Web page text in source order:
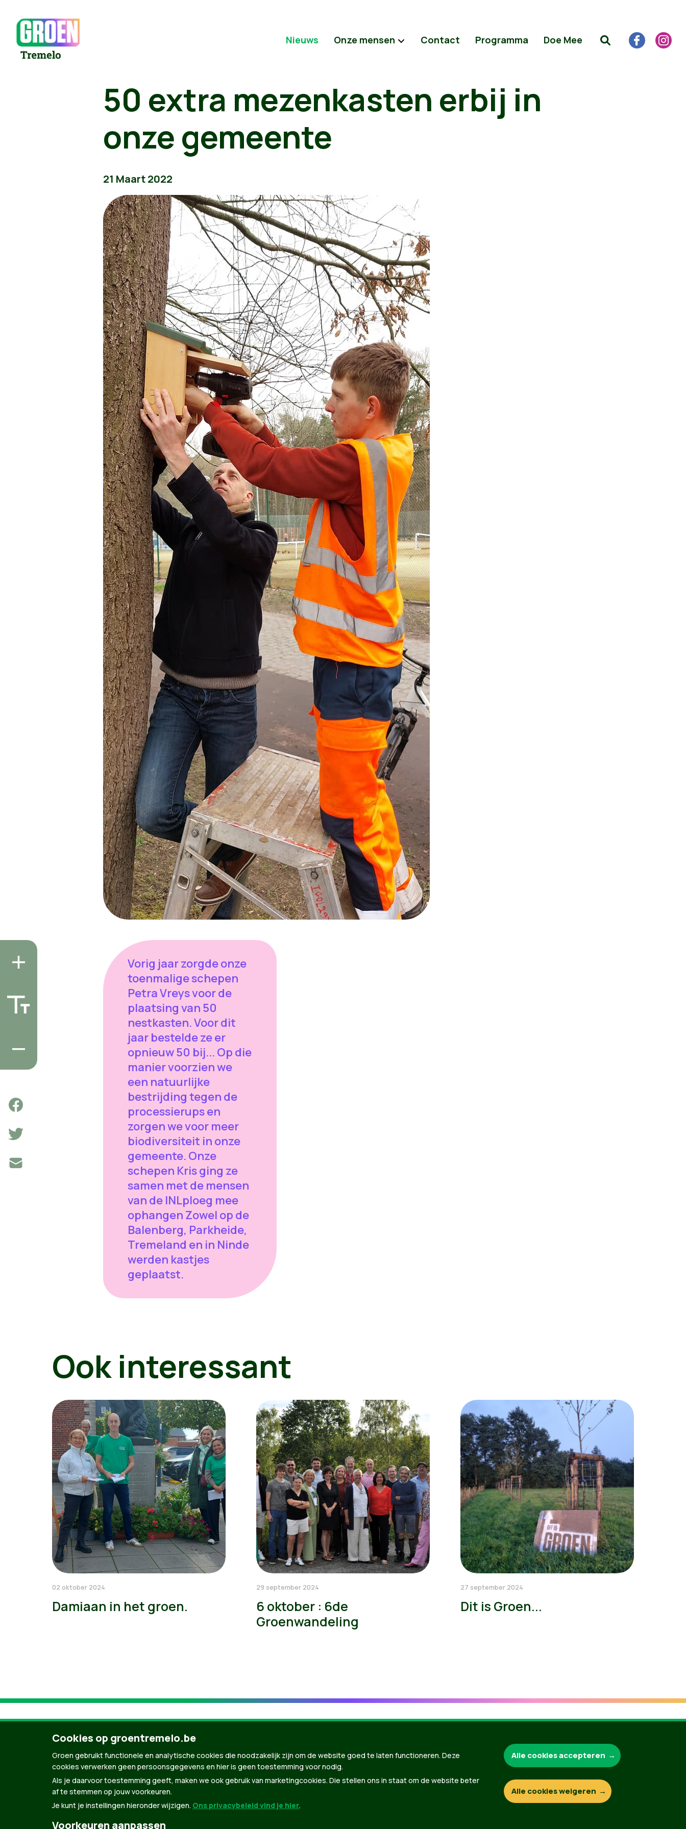
Nieuws Onze mensen Contact Programma Doe Mee
50 extra mezenkasten erbij in
onze gemeente
21 Maart 2022
Vorig jaar zorgde onze
toenmalige schepen
Petra Vreys voor de
plaatsing van 50
nestkasten. Voor dit
jaar bestelde ze er
opnieuw 50 bij... Op die
manier voorzien we
een natuurlijke
bestrijding tegen de
processierups en
zorgen we voor meer
biodiversiteit in onze
gemeente. Onze
schepen Kris ging ze
samen met de mensen
van de INLploeg mee
ophangen Zowel op de
Balenberg, Parkheide,
Tremeland en in Ninde
werden kastjes
geplaatst.
Ook interessant
02 oktober 2024
Damiaan in het groen.
29 september 2024
6 oktober : 6de
Groenwandeling
27 september 2024
Dit is Groen...
Groen.be
© Copyright Groen 2026 | Gemaakt metNationBuilder| Gebouwd door
Cookies op groentremelo.be
Groen gebruikt functionele en analytische cookies die noodzakelijk zijn om de website goed te laten functioneren. Deze
cookies verwerken geen persoonsgegevens en hier is geen toestemming voor nodig.
Als je daarvoor toestemming geeft, maken we ook gebruik van marketingcookies. Die stellen ons in staat om de website beter
af te stemmen op jouw voorkeuren.
Je kunt je instellingen hieronder wijzigen. Ons privacybeleid vind je hier.
Voorkeuren aanpassen
Alle cookies accepteren
Alle cookies weigeren